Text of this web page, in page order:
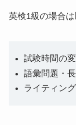
英検1級の場合は
試験時間の
語彙問題・
ライティン